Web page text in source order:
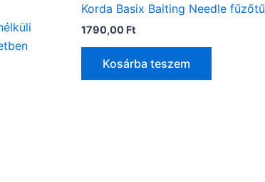
Korda Basix Baiting Needle fűzőtű
1790,00 Ft
Kosárba teszem